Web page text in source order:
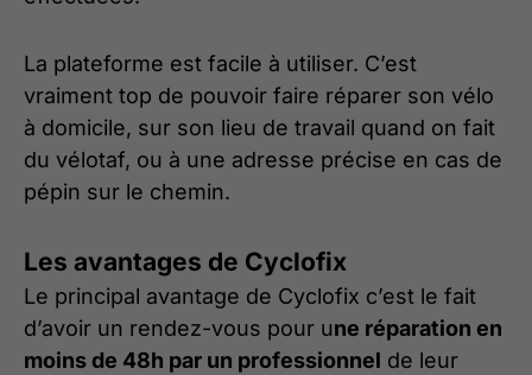
La plateforme est facile à utiliser. C’est
vraiment top de pouvoir faire réparer son vélo
à domicile, sur son lieu de travail quand on fait
du vélotaf, ou à une adresse précise en cas de
pépin sur le chemin.
Les avantages de Cyclofix
Le principal avantage de Cyclofix c’est le fait
d’avoir un rendez-vous pour une réparation en
moins de 48h par un professionnel de leur